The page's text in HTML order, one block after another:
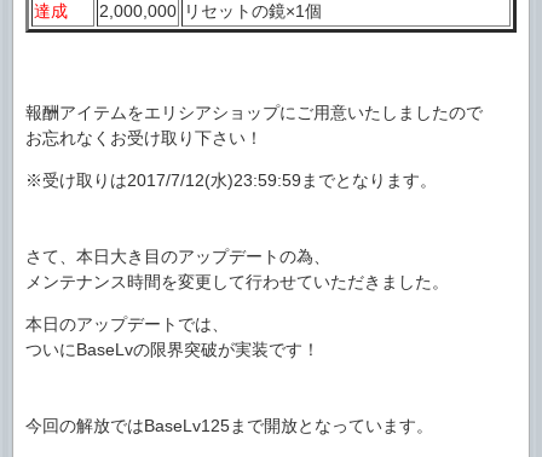
達成
2,000,000 リセットの鏡×1個
報酬アイテムをエリシアショップにご用意いたしましたので
お忘れなくお受け取り下さい！
※受け取りは2017/7/12(水)23:59:59までとなります。
さて、本日大き目のアップデートの為、
メンテナンス時間を変更して行わせていただきました。
本日のアップデートでは、
ついにBaseLvの限界突破が実装です！
今回の解放ではBaseLv125まで開放となっています。